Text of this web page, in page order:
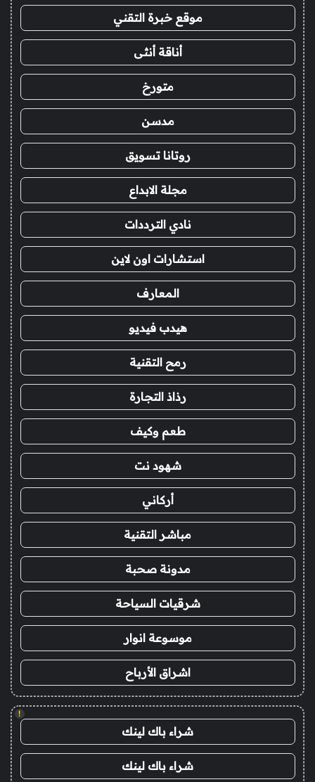
موقع خبرة التقني
أناقة أنثى
متورخ
مدسن
روتانا تسويق
مجلة الابداع
نادي الترددات
استشارات اون لاين
المعارف
هيدب فيديو
رمح التقنية
رذاذ التجارة
طعم وكيف
شهود نت
أركاني
مباشر التقنية
مدونة صحبة
شرقيات السياحة
موسوعة انوار
اشراق الأرباح
!
شراء باك لينك
شراء باك لينك